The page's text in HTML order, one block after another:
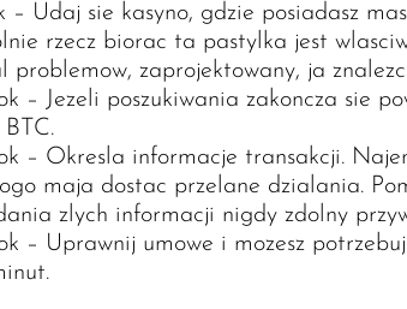
– Udaj sie kasyno, gdzie posiadasz
rzecz biorac ta pastylka jest
problemow, zaprojektowany, ja
– Jezeli poszukiwania zakoncza sie
– Okresla informacje transakcji.
maja dostac przelane dzialania.
zlych informacji nigdy zdolny
– Uprawnij umowe i mozesz